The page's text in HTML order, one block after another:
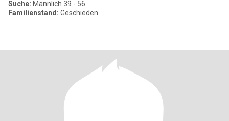
Suche: Männlich 39 - 56
Familienstand: Geschieden